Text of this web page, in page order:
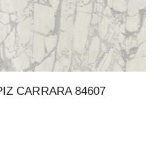
CARRARA 84607